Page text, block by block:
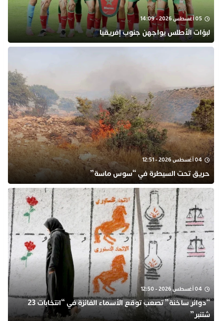
05 أغسطس 2026 - 14:09
لبؤات الأطلس يواجهن جنوب إفريقيا
04 أغسطس 2026 - 12:51
حريق تحت السيطرة في “سوس ماسة”
04 أغسطس 2026 - 12:50
“دوائر ساخنة” تصعب توقع الأسماء الفائزة في “انتخابات 23
شتنبر”